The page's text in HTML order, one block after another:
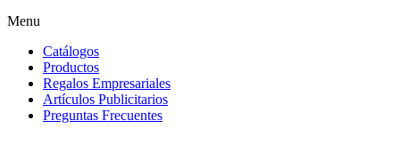
Menu
Catálogos
Productos
Regalos Empresariales
Artículos Publicitarios
Preguntas Frecuentes